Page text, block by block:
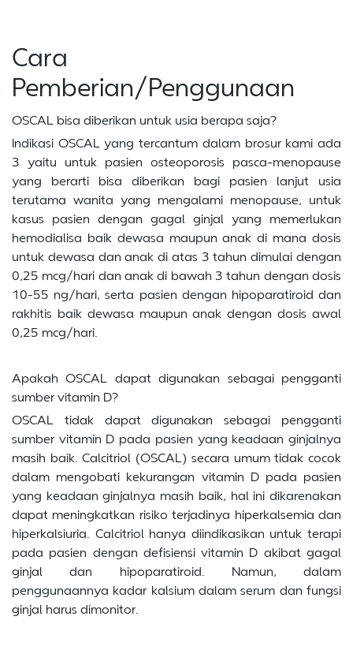
Cara
Pemberian/Penggunaan
OSCAL bisa diberikan untuk usia berapa saja?
Indikasi OSCAL yang tercantum dalam brosur kami ada
3 yaitu untuk pasien osteoporosis pasca-menopause
yang berarti bisa diberikan bagi pasien lanjut usia
terutama wanita yang mengalami menopause, untuk
kasus pasien dengan gagal ginjal yang memerlukan
hemodialisa baik dewasa maupun anak di mana dosis
untuk dewasa dan anak di atas 3 tahun dimulai dengan
0,25 mcg/hari dan anak di bawah 3 tahun dengan dosis
10-55 ng/hari, serta pasien dengan hipoparatiroid dan
rakhitis baik dewasa maupun anak dengan dosis awal
0,25 mcg/hari.
Apakah OSCAL dapat digunakan sebagai pengganti
sumber vitamin D?
OSCAL tidak dapat digunakan sebagai pengganti
sumber vitamin D pada pasien yang keadaan ginjalnya
masih baik. Calcitriol (OSCAL) secara umum tidak cocok
dalam mengobati kekurangan vitamin D pada pasien
yang keadaan ginjalnya masih baik, hal ini dikarenakan
dapat meningkatkan risiko terjadinya hiperkalsemia dan
hiperkalsiuria. Calcitriol hanya diindikasikan untuk terapi
pada pasien dengan defisiensi vitamin D akibat gagal
ginjal dan hipoparatiroid. Namun, dalam
penggunaannya kadar kalsium dalam serum dan fungsi
ginjal harus dimonitor.